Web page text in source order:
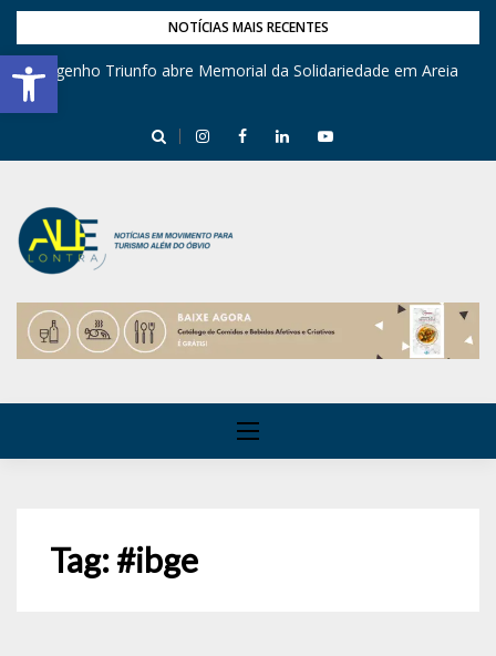
Barra de Ferramentas Aberta
NOTÍCIAS MAIS RECENTES
Engenho Triunfo abre Memorial da Solidariedade em Areia
Tag:#ibge